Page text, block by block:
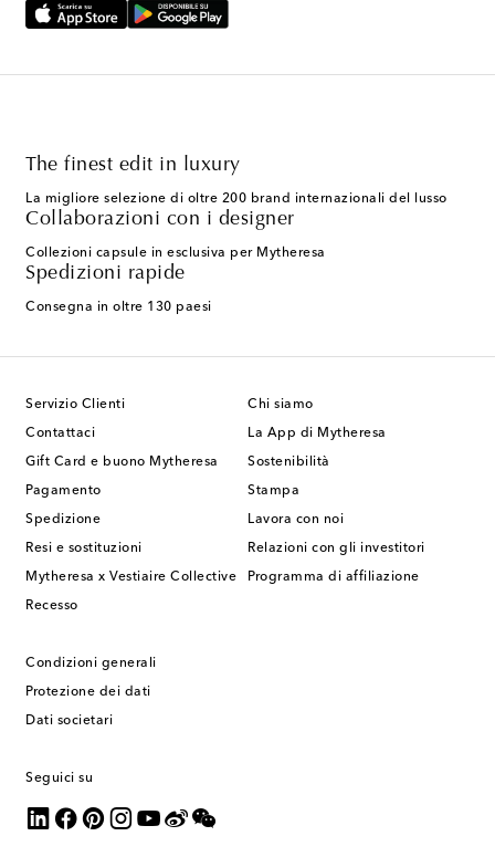
The finest edit in luxury
La migliore selezione di oltre 200 brand internazionali del lusso
Collaborazioni con i designer
Collezioni capsule in esclusiva per Mytheresa
Spedizioni rapide
Consegna in oltre 130 paesi
Servizio Clienti
Contattaci
Gift Card e buono Mytheresa
Pagamento
Spedizione
Resi e sostituzioni
Mytheresa x Vestiaire Collective
Recesso
Chi siamo
La App di Mytheresa
Sostenibilità
Stampa
Lavora con noi
Relazioni con gli investitori
Programma di affiliazione
Condizioni generali
Protezione dei dati
Dati societari
Seguici su